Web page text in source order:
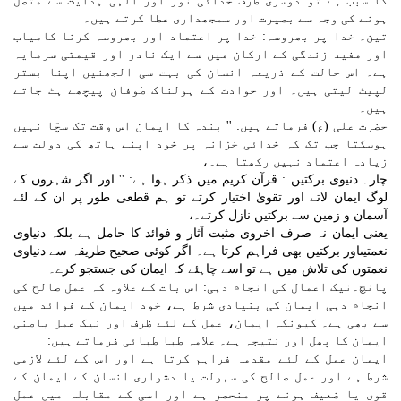
ہونے کی وجہ سے بصیرت اور سمجھداری عطا کرتے ہیں۔
تین۔ خدا پر بھروسہ: خدا پر اعتماد اور بھروسہ کرنا کامیاب
اور مفید زندگی کے ارکان میں سے ایک نادر اور قیمتی سرمایہ
ہے۔ اس حالت کے ذریعہ انسان کی بہت سی الجھنیں اپنا بستر
لپیٹ لیتی ہیں۔ اور حوادث کے ہولناک طوفان پیچھے ہٹ جاتے
ہیں۔
حضرت علی (ع) فرماتے ہیں: '' بندہ کا ایمان اس وقت تک سچّا نہیں
ہوسکتا جب تک کہ خدائی خزانہ پر خود اپنے ہاتھ کی دولت سے
زیادہ اعتماد نہیں رکھتا ہے۔،
چار۔ دنیوی برکتیں : قرآن کریم میں ذکر ہوا ہے: '' اور اگر شہروں کے
لوگ ایمان لاتے اور تقویٰ اختیار کرتے تو ہم قطعی طور پر ان کے لئے
آسمان و زمین سے برکتیں نازل کرتے۔،
یعنی ایمان نہ صرف اخروی مثبت آثار و فوائد کا حامل ہے بلکہ دنیاوی
نعمتیںاور برکتیں بھی فراہم کرتا ہے۔ اگر کوئی صحیح طریقہ سے دنیاوی
نعمتوں کی تلاش میں ہے تو اسے چاہئے کہ ایمان کی جستجو کرے۔
پانچ۔نیک اعمال کی انجام دہی: اس بات کے علاوہ کہ عمل صالح کی
انجام دہی ایمان کی بنیادی شرط ہے، خود ایمان کے فوائد میں
سے بھی ہے۔ کیونکہ ایمان، عمل کے لئے ظرف اور نیک عمل باطنی
ایمان کا پھل اور نتیجہ ہے۔ علامہ طبا طبائی فرماتے ہیں:
ایمان عمل کے لئے مقدمہ فراہم کرتا ہے اور اس کے لئے لازمی
شرط ہے اور عمل صالح کی سہولت یا دشواری انسان کے ایمان کے
قوی یا ضعیف ہونے پر منحصر ہے اور اسی کے مقابلہ میں عمل